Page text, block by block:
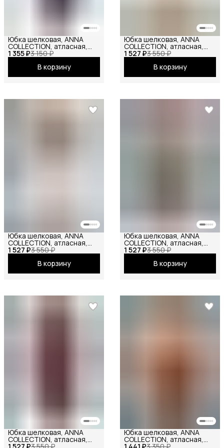
1 355 ₽3 150 ₽
Юбка шелковая, ANNA
COLLECTION, атласная,
зимняя, праздничная,
школьная на резинке мини
В корзину
1 527 ₽3 550 ₽
Юбка шелковая, ANNA
COLLECTION, атласная,
весенняя, праздничная,
школьная на резинке
В корзину
1 527 ₽3 550 ₽
Юбка шелковая, ANNA
COLLECTION, атласная,
сатиновая, весенняя, на
резинке, длина мини
В корзину
1 527 ₽3 550 ₽
Юбка шелковая, ANNA
COLLECTION, атласная,
весенняя, праздничная,
повседневная, офисная,
школьная на резинке
В корзину
1 527 ₽3 550 ₽
Юбка шелковая, ANNA
COLLECTION, атласная,
весенняя, праздничная, 1 441 ₽3 350 ₽
Юбка шелковая, ANNA
COLLECTION, атласная,
весенняя, праздничная,